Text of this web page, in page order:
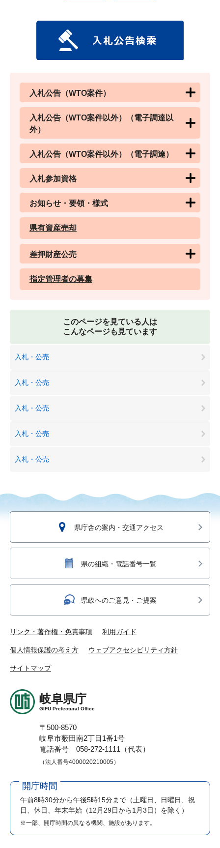
入札公告（WTO案件）
入札公告（WTO案件以外）（電子調達以
外）
入札公告（WTO案件以外）（電子調達）
入札参加資格
お知らせ・要領・様式
県有資産売却
差押財産公売
指定管理者の募集
このページを見ている人は
こんなページも見ています
入札・公売
入札・公売
入札・公売
入札・公売
入札・公売
県庁舎の案内・交通アクセス
県の組織・電話番号一覧
県政へのご意見・ご提案
リンク・著作権・免責事項 利用ガイド
個人情報保護の考え方 ウェブアクセシビリティ方針
サイトマップ
岐阜県庁
GIFU Prefectural Office
〒500-8570
岐阜市薮田南2丁目1番1号
電話番号 058-272-1111（代表）
（法人番号4000020210005）
開庁時間
午前8時30分から午後5時15分まで （土曜日、日曜日、祝
日、休日、年末年始（12月29日から1月3日）を除く）
※一部、開庁時間の異なる機関、施設があります。